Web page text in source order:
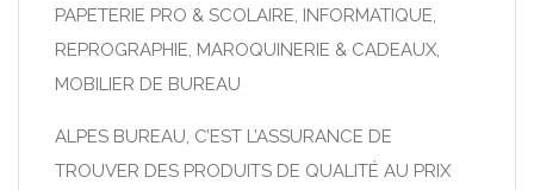
PAPETERIE PRO & SCOLAIRE, INFORMATIQUE,
REPROGRAPHIE, MAROQUINERIE & CADEAUX,
MOBILIER DE BUREAU
ALPES BUREAU, C’EST L’ASSURANCE DE
TROUVER DES PRODUITS DE QUALITÉ AU PRIX